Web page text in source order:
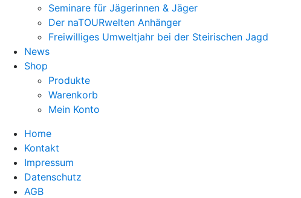
Seminare für Jägerinnen & Jäger
Der naTOURwelten Anhänger
Freiwilliges Umweltjahr bei der Steirischen Jagd
News
Shop
Produkte
Warenkorb
Mein Konto
Home
Kontakt
Impressum
Datenschutz
AGB